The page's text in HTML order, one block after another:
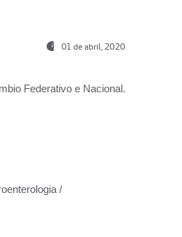
01 de abril, 2020
Federativo e Nacional.
/